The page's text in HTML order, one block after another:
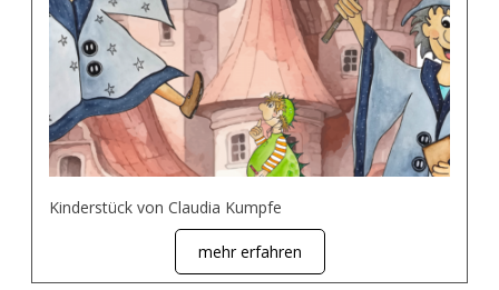
Kinderstück von Claudia Kumpfe
mehr erfahren